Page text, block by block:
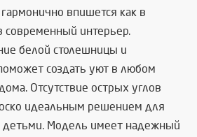
впишется как в
современный интерьер.
белой столешницы и
создать уют в любом
Отсутствие острых углов
идеальным решением для
детьми. Модель имеет надежный